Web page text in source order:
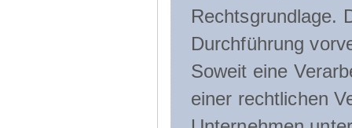
Rechtsgrundlage.
Durchführung
Soweit eine
einer rechtlichen